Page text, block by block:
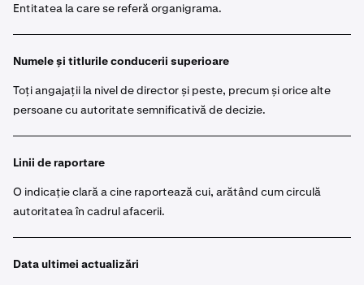
Entitatea la care se referă organigrama.
Numele și titlurile conducerii superioare
Toți angajații la nivel de director și peste, precum și orice alte
persoane cu autoritate semnificativă de decizie.
Linii de raportare
O indicație clară a cine raportează cui, arătând cum circulă
autoritatea în cadrul afacerii.
Data ultimei actualizări